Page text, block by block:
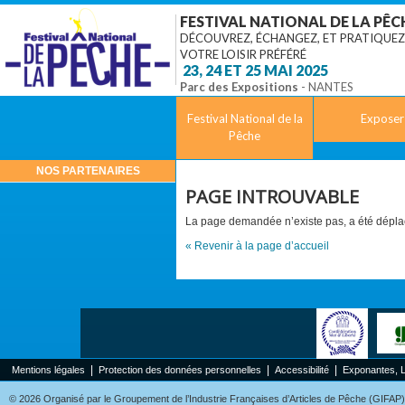
FESTIVAL NATIONAL DE LA
DÉCOUVREZ, ÉCHANGEZ, ET PRATIQUEZ
VOTRE LOISIR PRÉFÉRÉ
‎ 23, 24 ET 25 MAI 2025
Parc des Expositions - NANTES
Festival National de la
Pêche
Exposer
NOS PARTENAIRES
PAGE INTROUVABLE
La page demandée n’existe pas, a été
« Revenir à la page d’accueil
Mentions légales Protection des données personnelles Accessibilité Exponantes,
© 2026 Organisé par le Groupement de l’Industrie Françaises d’Articles de Pêche